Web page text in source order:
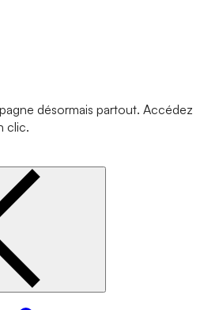
désormais partout. Accédez
clic.